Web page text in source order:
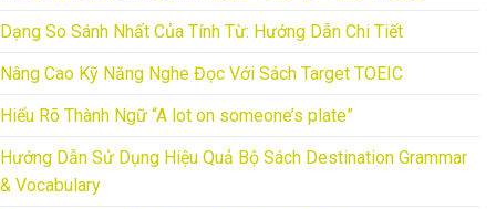
Dạng So Sánh Nhất Của Tính Từ: Hướng Dẫn Chi Tiết
Nâng Cao Kỹ Năng Nghe Đọc Với Sách Target TOEIC
Hiểu Rõ Thành Ngữ “A lot on someone’s plate”
Hướng Dẫn Sử Dụng Hiệu Quả Bộ Sách Destination Grammar
& Vocabulary